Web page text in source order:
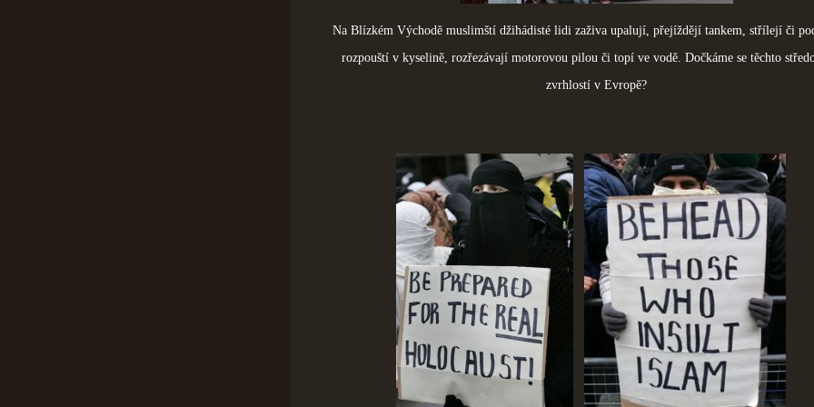
Na Blízkém Východě muslimští džihádisté lidi zaživa upalují, přejíždějí tankem, střílejí či
rozpouští v kyselině, rozřezávají motorovou pilou či topí ve vodě. Dočkáme se těchto
zvrhlostí v Evropě?